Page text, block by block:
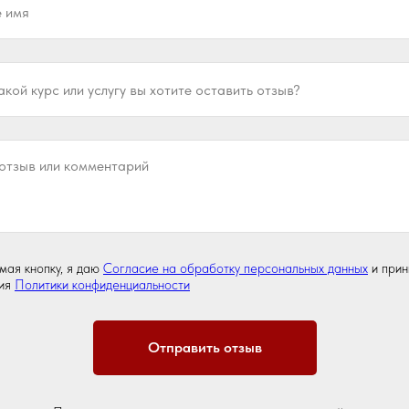
кнопку, я даю Согласие на обработку персональных данных и
Политики конфиденциальности
Отправить отзыв